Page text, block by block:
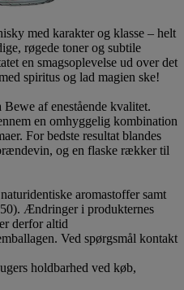
med karakter og klasse – helt
røgede toner og subtile
en smagsoplevelse ud over det
spiritus og lad magien ske!
af enestående kvalitet.
en omhyggelig kombination
For bedste resultat blandes
og en flaske rækker til
aromastoffer samt
Ændringer i produkternes
derfor altid
Ved spørgsmål kontakt
holdbarhed ved køb,